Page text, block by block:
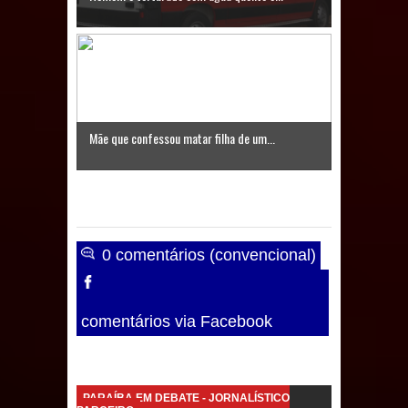
de 200 lideranças em apoio à pré-
Mari marca presença no maior
Perseguição na Gestão de Daniella
população
Mãe que confessou matar filha de um...
0 comentários (convencional)
comentários via Facebook
PARAÍBA EM DEBATE - JORNALÍSTICO